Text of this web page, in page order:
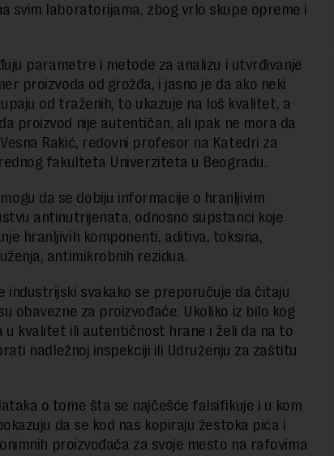
svim laboratorijama, zbog vrlo skupe opreme i
parametre i metode za analizu i utvrđivanje
proizvoda od grožđa, i jasno je da ako neki
od traženih, to ukazuje na loš kvalitet, a
proizvod nije autentičan, ali ipak ne mora da
Rakić, redovni profesor na Katedri za
fakulteta Univerziteta u Beogradu.
da se dobiju informacije o hranljivim
antinutrijenata, odnosno supstanci koje
hranljivih komponenti, aditiva, toksina,
antimikrobnih rezidua.
industrijski svakako se preporučuje da čitaju
obavezne za proizvođače. Ukoliko iz bilo kog
u kvalitet ili autentičnost hrane i želi da na to
nadležnoj inspekciji ili Udruženju za zaštitu
o tome šta se najčešće falsifikuje i u kom
da se kod nas kopiraju žestoka pića i
proizvođača za svoje mesto na rafovima